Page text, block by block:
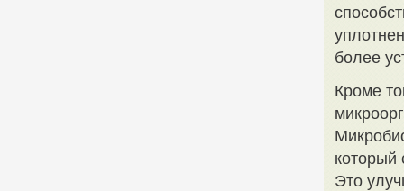
более
Кроме
который
Это